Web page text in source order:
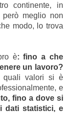
continente, in
però meglio non
modo, lo trova
è: fino a che
un lavoro?
quali valori si è
e
fino a dove si
dati statistici, e